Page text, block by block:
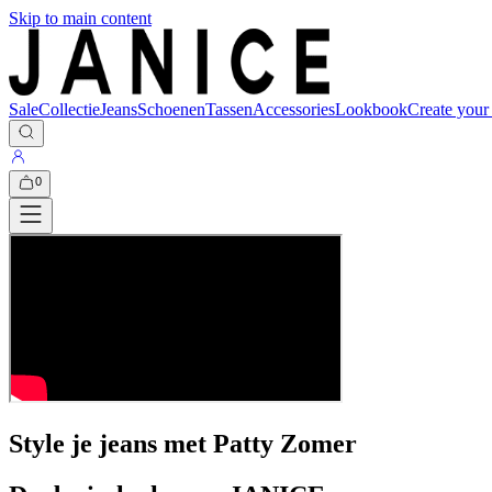
Skip to main content
SaleCollectieJeansSchoenenTassenAccessoriesLookbookCreate
0
Style je jeans met Patty Zomer